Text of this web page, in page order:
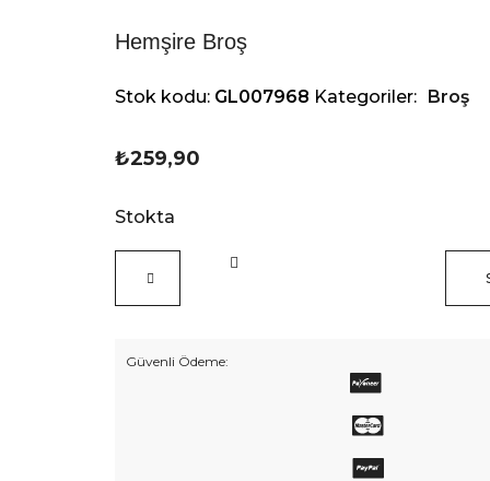
Hemşire Broş
Stok kodu: GL007968 Kategoriler: Broş
₺259,90
Stokta
Güvenli Ödeme: